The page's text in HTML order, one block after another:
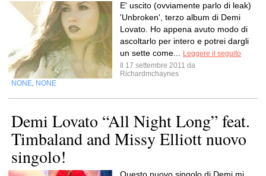
E' uscito (ovviamente parlo di leak)
'Unbroken', terzo album di Demi
Lovato. Ho appena avuto modo di
ascoltarlo per intero e potrei dargli
un sette come...
Leggere il seguito
Il 17 settembre 2011 da
Richardmchaynes
NONE NONE
Demi Lovato “All Night Long” feat.
Timbaland and Missy Elliott nuovo
singolo!